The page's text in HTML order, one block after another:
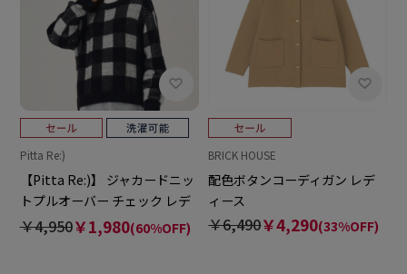
Pitta Re:)
【Pitta Re:)】 ジャカードニッ
トプルオーバー チェック レデ
ィース
￥4,950￥1,980(60%OFF)
BRICK HOUSE
配色ボタンコーディガン レデ
ィース
￥6,490￥4,290(33%OFF)